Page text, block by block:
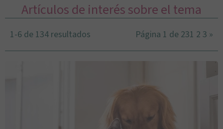
Artículos de interés sobre el tema
1-6 de 134 resultados Página 1 de 231 2 3 »